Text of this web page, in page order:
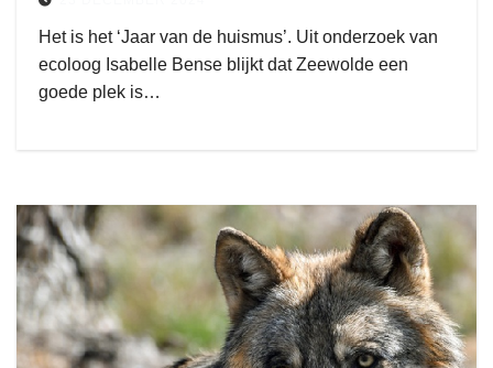
Het is het ‘Jaar van de huismus’. Uit onderzoek van
ecoloog Isabelle Bense blijkt dat Zeewolde een
goede plek is…